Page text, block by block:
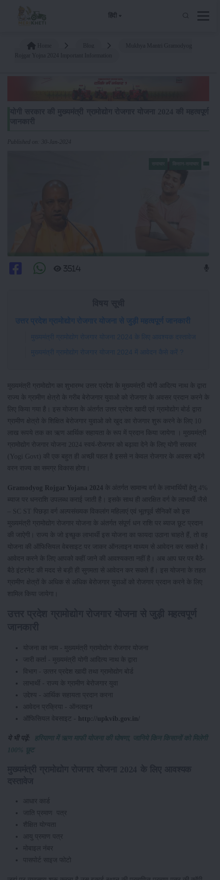
हिंदी
Published on: 30-Jan-2024
3514
उत्तर प्रदेश ग्रामोद्योग रोजगार योजना से जुड़ी महत्वपूर्ण जानकारी
मुख्यमंत्री ग्रामोद्योग रोजगार योजना 2024 के लिए आवश्यक दस्तावेज
मुख्यमंत्री ग्रामोद्योग रोजगार योजना 2024 में आवेदन कैसे करें ?
मुख्यमंत्री ग्रामोद्योग का शुभारम्भ उत्तर प्रदेश के मुख्यमंत्री योगी आदित्य नाथ के द्वारा
राज्य के ग्रामीण क्षेत्रो के गरीब बेरोजगार युवाओ को रोजगार के अवसर प्रदान करने के
लिए किया गया है। इस योजना के अंतर्गत उत्तर प्रदेश खादी एवं ग्रामोद्योग बोर्ड द्वारा
ग्रामीण क्षेत्रो के शिक्षित बेरोजगार युवाओ को खुद का रोजगार शुरू करने के लिए 10
लाख रूपये तक का ऋण आर्थिक सहायता के रूप में प्रदान किया जायेगा । मुख्यमंत्री
ग्रामोद्योग रोजगार योजना 2024 स्वयं-रोजगार को बढ़ावा देने के लिए योगी सरकार
(Yogi Govt) की एक बहुत ही अच्छी पहल है इससे न केवल रोजगार के अवसर बढ़ेंगे
वरन राज्य का समग्र विकास होगा।
Gramodyog Rojgar Yojana 2024 के अंतर्गत सामान्य वर्ग के लाभार्थियों हेतु 4%
ब्याज पर धनराशि उपलब्ध कराई जाती है। इसके साथ ही आरक्षित वर्ग के लाभार्थी जैसे
– SC ST पिछड़ा वर्ग अल्पसंख्यक विकलांग महिलाएं एवं भूतपूर्व सैनिकों को इस
मुख्यमंत्री ग्रामोद्योग रोजगार योजना के अंतर्गत संपूर्ण धन राशि पर ब्याज छूट प्रदान
की जाऐगी। राज्य के जो इच्छुक लाभार्थी इस योजना का फायदा उठाना चाहते हैं, तो वह
योजना की ऑफिसियल वेबसाइट पर जाकर ऑनलाइन माध्यम से आवेदन कर सकते है।
आवेदन करने के लिए आपको कहीं जाने की आवश्यकता नहीं है। अब आप घर पर बैठे-
बैठे इंटरनेट की मदद से बड़ी ही सुगमता से आवेदन कर सकते हैं। इस योजना के तहत
ग्रामीण क्षेत्रों के अधिक से अधिक बेरोजगार युवाओं को रोजगार प्रदान करने के लिए
शामिल किया जायेगा।
योजना का नाम - मुख्यमंत्री ग्रामोद्योग रोजगार योजना
जारी कर्ता - मुख्यमंत्री योगी आदित्य नाथ के द्वारा
विभाग - उत्‍तर प्रदेश खादी तथा ग्रामोद्योग बोर्ड
लाभार्थी - राज्य के ग्रामीण बेरोजगार युवा
उद्देश्य - आर्थिक सहायता प्रदान करना
आवेदन प्रक्रिया - ऑनलाइन
ऑफिसियल वेबसाइट - http://upkvib.gov.in/
ये भी पढ़ें:
हरियाणा में ऋण माफी योजना की घोषणा, जानिये किन किसानों को मिलेगी
100% छूट
आधार कार्ड
जाति प्रमाण पत्र
शैक्षित योग्यता
आयु प्रमाण पत्र
मोबाइल नंबर
पासपोर्ट साइज फोटो